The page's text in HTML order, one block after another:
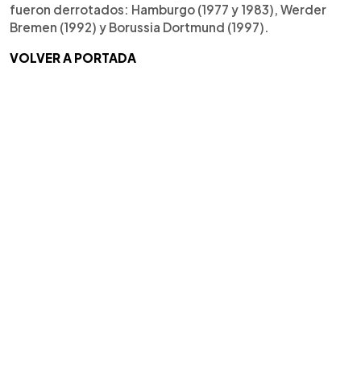
fueron derrotados: Hamburgo (1977 y 1983), Werder
Bremen (1992) y Borussia Dortmund (1997).
VOLVER A PORTADA